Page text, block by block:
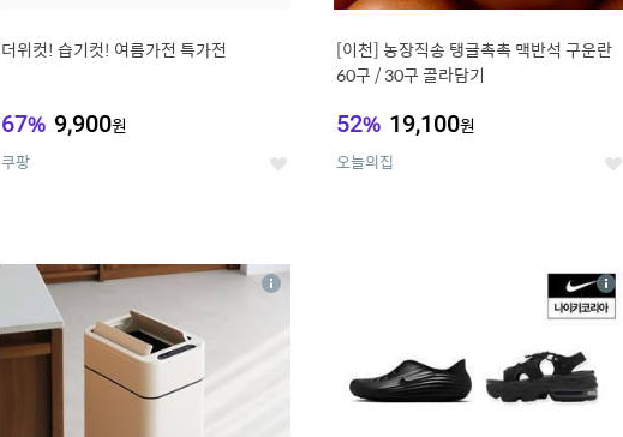
더위컷! 습기컷! 여름가전 특가전
67% 9,900원
쿠팡 좋
[이천] 농장직송 탱글촉촉 맥반석 구운란
60구 / 30구 골라담기
52% 19,100원
오늘의집 좋
14
상 상
세